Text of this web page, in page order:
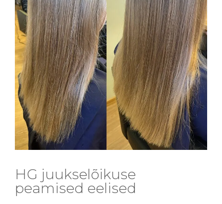
HG juukselõikuse
peamised eelised